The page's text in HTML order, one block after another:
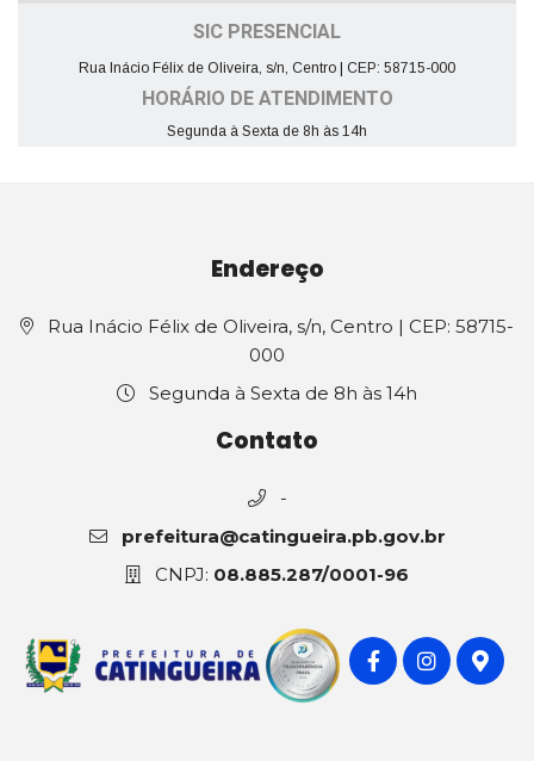
SIC PRESENCIAL
Rua Inácio Félix de Oliveira, s/n, Centro | CEP: 58715-000
HORÁRIO DE ATENDIMENTO
Segunda à Sexta de 8h às 14h
Endereço
Rua Inácio Félix de Oliveira, s/n, Centro | CEP: 58715-
000
Segunda à Sexta de 8h às 14h
Contato
-
prefeitura@catingueira.pb.gov.br
CNPJ: 08.885.287/0001-96